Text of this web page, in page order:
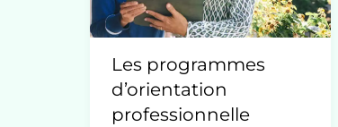
Les programmes
d’orientation
professionnelle